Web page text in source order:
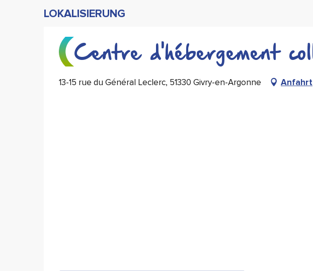
LOKALISIERUNG
Centre d'hébergement
13-15 rue du Général Leclerc, 51330 Givry-en-Argonne Anfahrt